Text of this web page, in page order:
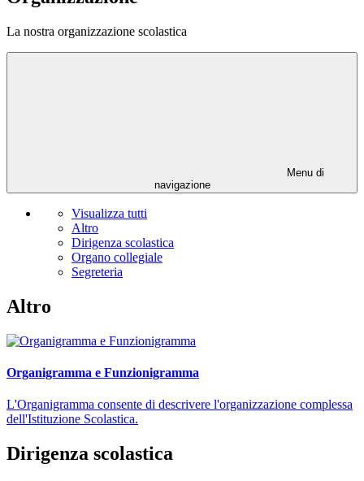
La nostra organizzazione scolastica
Menu di
navigazione
Visualizza tutti
Altro
Dirigenza scolastica
Organo collegiale
Segreteria
Altro
Organigramma e Funzionigramma
L'Organigramma consente di descrivere l'organizzazione complessa
dell'Istituzione Scolastica.
Dirigenza scolastica